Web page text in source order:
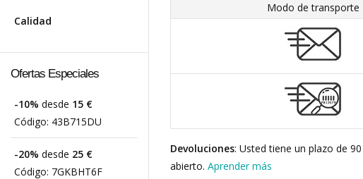
Calidad
Ofertas Especiales
-10% desde 15 €
Código: 43B715DU
-20% desde 25 €
Código: 7GKBHT6F
Modo de transporte
Devoluciones: Usted tiene un plazo de
abierto. Aprender más